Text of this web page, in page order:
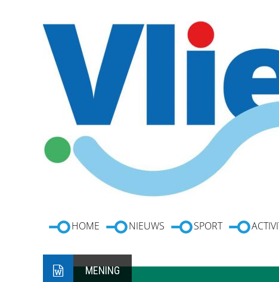
HOME NIEUWS SPORT
MENING